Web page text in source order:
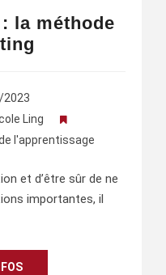
la méthode
2023
Ling
l'apprentissage
et d’être sûr de ne
importantes, il